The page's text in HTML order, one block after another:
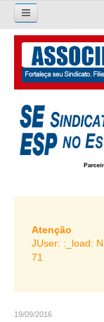
Pesquisar...
O SINDICATO
APRESENTAÇÃO
PALAVRA DO
DIRETORIA
LIVRO GESTÃO
SUBSEDES
ORGANOGRAMA
Atenção
JUser: :_load:
71
19/09/2016